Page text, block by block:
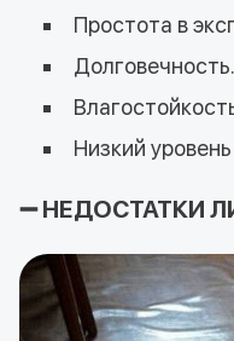
Простота в
Низкий
➖ НЕДОСТАТКИ